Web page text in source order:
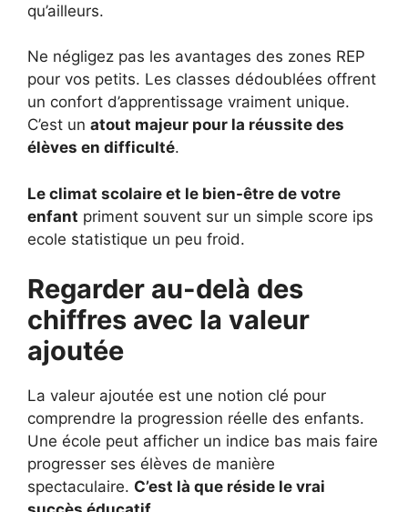
qu’ailleurs.
Ne négligez pas les avantages des zones REP
pour vos petits. Les classes dédoublées offrent
un confort d’apprentissage vraiment unique.
C’est un atout majeur pour la réussite des
élèves en difficulté.
Le climat scolaire et le bien-être de votre
enfant priment souvent sur un simple score ips
ecole statistique un peu froid.
Regarder au-delà des
chiffres avec la valeur
ajoutée
La valeur ajoutée est une notion clé pour
comprendre la progression réelle des enfants.
Une école peut afficher un indice bas mais faire
progresser ses élèves de manière
spectaculaire. C’est là que réside le vrai